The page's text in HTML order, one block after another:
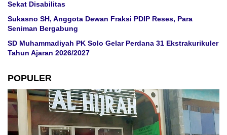
Sekat Disabilitas
Sukasno SH, Anggota Dewan Fraksi PDIP Reses, Para
Seniman Bergabung
SD Muhammadiyah PK Solo Gelar Perdana 31 Ekstrakurikuler
Tahun Ajaran 2026/2027
POPULER